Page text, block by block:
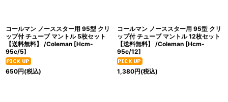
コールマン ノーススター用 95型 クリ
ップ付 チューブ マントル 5枚セット
【送料無料】 /Coleman [Hcm-
95c/5]
650円(税込)
コールマン ノーススター用 95型 クリ
ップ付 チューブ マントル 12枚セット
【送料無料】 /Coleman [Hcm-
95c/12]
1,380円(税込)